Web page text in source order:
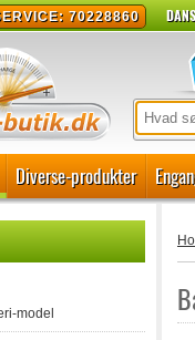
70228860
Diverse-produkter
model